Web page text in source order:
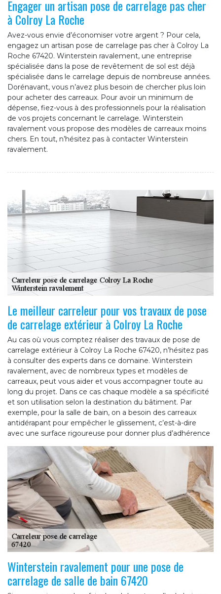
Engager un artisan pose de carrelage pas cher
à Colroy La Roche
Avez-vous envie d’économiser votre argent ? Pour cela,
engagez un artisan pose de carrelage pas cher à Colroy La
Roche 67420. Winterstein ravalement, une entreprise
spécialisée dans la pose de revêtement de sol est déjà
spécialisée dans le carrelage depuis de nombreuse années.
Dorénavant, vous n’avez plus besoin de chercher plus loin
pour acheter des carreaux. Pour avoir un minimum de
dépense, fiez-vous à des professionnels pour la réalisation
de vos projets concernant le carrelage. Winterstein
ravalement vous propose des modèles de carreaux moins
chers. En tout, n’hésitez pas à contacter Winterstein
ravalement.
Le meilleur carreleur pour vos travaux de pose
de carrelage extérieur à Colroy La Roche
Au cas où vous comptez réaliser des travaux de pose de
carrelage extérieur à Colroy La Roche 67420, n’hésitez pas
à consulter des experts dans ce domaine. Winterstein
ravalement, avec de nombreux types et modèles de
carreaux, peut vous aider et vous accompagner toute au
long du projet. Dans ce cas chaque modèle a sa spécificité
et son utilisation selon la destination du bâtiment. Par
exemple, pour la salle de bain, on a besoin des carreaux
antidérapant pour empêcher le glissement, c’est-à-dire
avec une surface rigoureuse pour donner plus d’adhérence
Winterstein ravalement pour une pose de
carrelage de salle de bain 67420